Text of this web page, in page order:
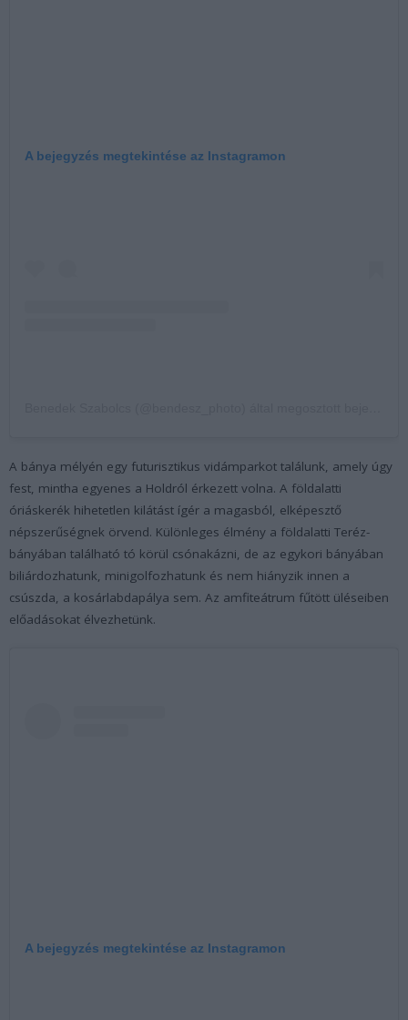
A bejegyzés megtekintése az Instagramon
A bánya mélyén egy futurisztikus vidámparkot találunk, amely úgy
fest, mintha egyenes a Holdról érkezett volna. A földalatti
óriáskerék hihetetlen kilátást ígér a magasból, elképesztő
népszerűségnek örvend. Különleges élmény a földalatti Teréz-
bányában található tó körül csónakázni, de az egykori bányában
biliárdozhatunk, minigolfozhatunk és nem hiányzik innen a
csúszda, a kosárlabdapálya sem. Az amfiteátrum fűtött üléseiben
előadásokat élvezhetünk.
A bejegyzés megtekintése az Instagramon